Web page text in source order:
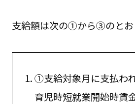
支給額は次の①から③のとお
①支給対象月に支払わ
育児時短就業開始時賃